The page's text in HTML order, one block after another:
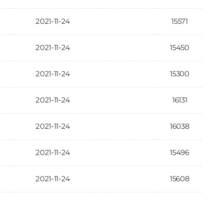
2021-11-24 15571
2021-11-24 15450
2021-11-24 15300
2021-11-24 16131
2021-11-24 16038
2021-11-24 15496
2021-11-24 15608